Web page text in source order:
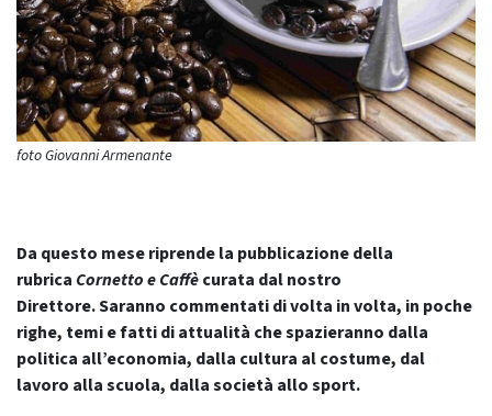
foto Giovanni Armenante
Da questo mese riprende la pubblicazione della
rubrica Cornetto e Caffècurata dal nostro
Direttore.Saranno commentati di volta in volta, in poche
righe, temi e fatti di attualità che spazieranno dalla
politica all’economia, dalla cultura al costume, dal
lavoro alla scuola, dalla società allo sport.